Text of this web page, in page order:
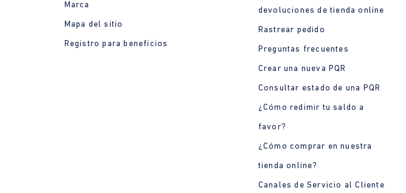
Marca
Mapa del sitio
Registro para beneficios
devoluciones de tienda online
Rastrear pedido
Preguntas frecuentes
Crear una nueva PQR
Consultar estado de una PQR
¿Cómo redimir tu saldo a
favor?
¿Cómo comprar en nuestra
tienda online?
Canales de Servicio al Cliente